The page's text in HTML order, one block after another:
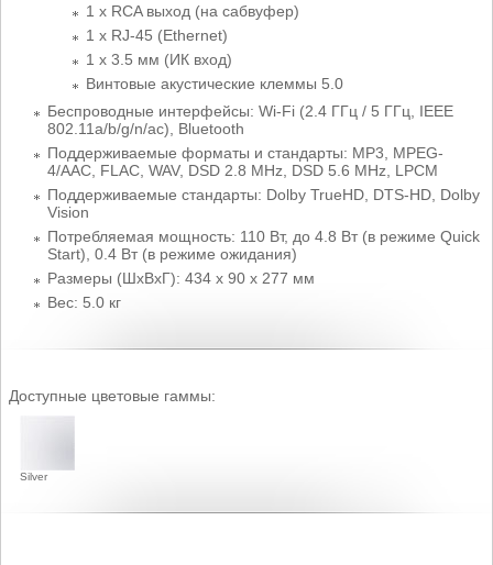
1 x RCA выход (на сабвуфер)
1 х RJ-45 (Ethernet)
1 х 3.5 мм (ИК вход)
Винтовые акустические клеммы 5.0
Беспроводные интерфейсы: Wi-Fi (2.4 ГГц / 5 ГГц, IEEE
802.11a/b/g/n/ac), Bluetooth
Поддерживаемые форматы и стандарты: MP3, MPEG-
4/AAC, FLAC, WAV, DSD 2.8 MHz, DSD 5.6 MHz, LPCM
Поддерживаемые стандарты: Dolby TrueHD, DTS-HD, Dolby
Vision
Потребляемая мощность: 110 Вт, до 4.8 Вт (в режиме Quick
Start), 0.4 Вт (в режиме ожидания)
Размеры (ШхВхГ): 434 х 90 х 277 мм
Вес: 5.0 кг
Доступные цветовые гаммы:
Silver